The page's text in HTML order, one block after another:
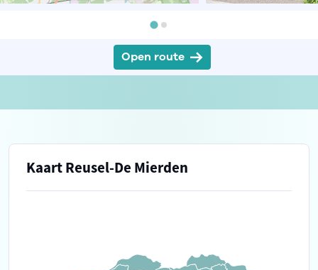
Open route
Kaart Reusel-De Mierden